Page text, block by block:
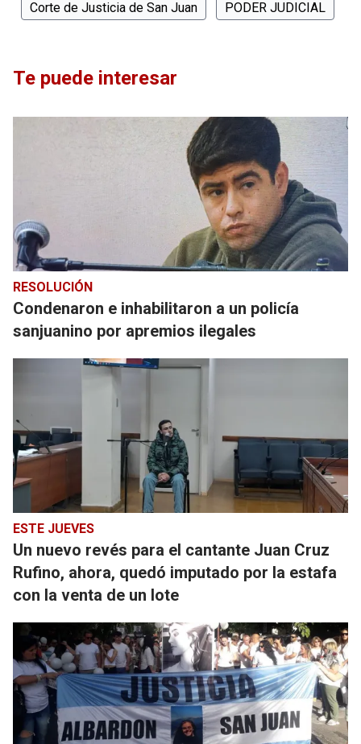
Corte de Justicia de San Juan
PODER JUDICIAL
Te puede interesar
RESOLUCIÓN
Condenaron e inhabilitaron a un policía
sanjuanino por apremios ilegales
ESTE JUEVES
Un nuevo revés para el cantante Juan Cruz
Rufino, ahora, quedó imputado por la estafa
con la venta de un lote